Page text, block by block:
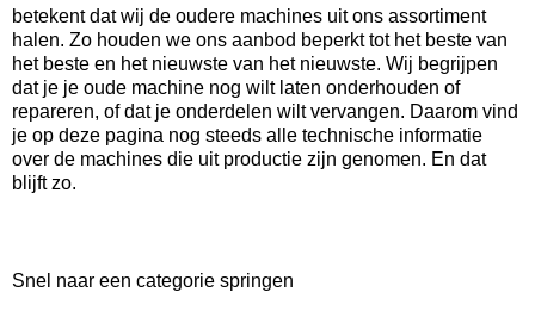
betekent dat wij de oudere machines uit ons assortiment
halen. Zo houden we ons aanbod beperkt tot het beste van
het beste en het nieuwste van het nieuwste. Wij begrijpen
dat je je oude machine nog wilt laten onderhouden of
repareren, of dat je onderdelen wilt vervangen. Daarom vind
je op deze pagina nog steeds alle technische informatie
over de machines die uit productie zijn genomen. En dat
blijft zo.
Snel naar een categorie springen